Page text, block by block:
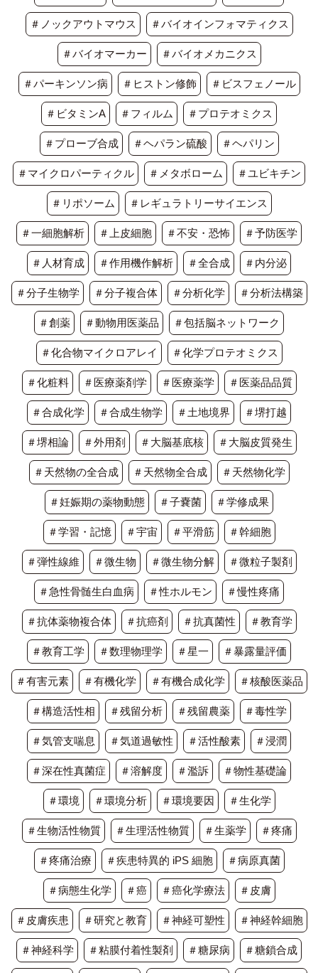
＃ノックアウトマウス ＃バイオインフォマティクス
＃バイオマーカー ＃バイオメカニクス
＃パーキンソン病 ＃ヒストン修飾 ＃ビスフェノール
＃ビタミンA ＃フィルム ＃プロテオミクス
＃プローブ合成 ＃ヘパラン硫酸 ＃ヘパリン
＃マイクロパーティクル ＃メタボローム ＃ユビキチン
＃リポソーム ＃レギュラトリーサイエンス
＃一細胞解析 ＃上皮細胞 ＃不安・恐怖 ＃予防医学
＃人材育成 ＃作用機作解析 ＃全合成 ＃内分泌
＃分子生物学 ＃分子複合体 ＃分析化学 ＃分析法構築
＃創薬 ＃動物用医薬品 ＃包括脳ネットワーク
＃化合物マイクロアレイ ＃化学プロテオミクス
＃化粧料 ＃医療薬剤学 ＃医療薬学 ＃医薬品品質
＃合成化学 ＃合成生物学 ＃土地境界 ＃堺打越
＃堺相論 ＃外用剤 ＃大脳基底核 ＃大脳皮質発生
＃天然物の全合成 ＃天然物全合成 ＃天然物化学
＃妊娠期の薬物動態 ＃子嚢菌 ＃学修成果
＃学習・記憶 ＃宇宙 ＃平滑筋 ＃幹細胞
＃弾性線維 ＃微生物 ＃微生物分解 ＃微粒子製剤
＃急性骨髄生白血病 ＃性ホルモン ＃慢性疼痛
＃抗体薬物複合体 ＃抗癌剤 ＃抗真菌性 ＃教育学
＃教育工学 ＃数理物理学 ＃星一 ＃暴露量評価
＃有害元素 ＃有機化学 ＃有機合成化学 ＃核酸医薬品
＃構造活性相 ＃残留分析 ＃残留農薬 ＃毒性学
＃気管支喘息 ＃気道過敏性 ＃活性酸素 ＃浸潤
＃深在性真菌症 ＃溶解度 ＃濫訴 ＃物性基礎論
＃環境 ＃環境分析 ＃環境要因 ＃生化学
＃生物活性物質 ＃生理活性物質 ＃生薬学 ＃疼痛
＃疼痛治療 ＃疾患特異的 iPS 細胞 ＃病原真菌
＃病態生化学 ＃癌 ＃癌化学療法 ＃皮膚
＃皮膚疾患 ＃研究と教育 ＃神経可塑性 ＃神経幹細胞
＃神経科学 ＃粘膜付着性製剤 ＃糖尿病 ＃糖鎖合成